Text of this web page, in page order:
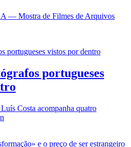
— Mostra de Filmes de Arquivos
portugueses
Costa acompanha quatro